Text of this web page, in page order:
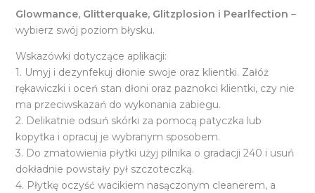
Glowmance, Glitterquake, Glitzplosion i Pearlfection –
wybierz swój poziom błysku.
Wskazówki dotyczące aplikacji:
1. Umyj i dezynfekuj dłonie swoje oraz klientki. Załóż
rękawiczki i oceń stan dłoni oraz paznokci klientki, czy nie
ma przeciwskazań do wykonania zabiegu.
2. Delikatnie odsuń skórki za pomocą patyczka lub
kopytka i opracuj je wybranym sposobem.
3. Do zmatowienia płytki użyj pilnika o gradacji 240 i usuń
dokładnie powstały pył szczoteczką.
4. Płytkę oczyść wacikiem nasączonym cleanerem, a